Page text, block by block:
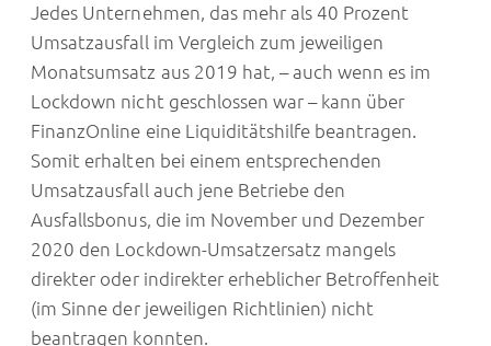
Jedes Unternehmen, das mehr als 40 Prozent
Umsatzausfall im Vergleich zum jeweiligen
Monatsumsatz aus 2019 hat, – auch wenn es im
Lockdown nicht geschlossen war – kann über
FinanzOnline eine Liquiditätshilfe beantragen.
Somit erhalten bei einem entsprechenden
Umsatzausfall auch jene Betriebe den
Ausfallsbonus, die im November und Dezember
2020 den Lockdown-Umsatzersatz mangels
direkter oder indirekter erheblicher Betroffenheit
(im Sinne der jeweiligen Richtlinien) nicht
beantragen konnten.